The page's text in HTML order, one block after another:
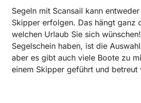
Segeln mit Scansail kann
Skipper erfolgen. Das hängt ganz
welchen Urlaub Sie sich
Segelschein haben, ist die
aber es gibt auch viele Boote zu
einem Skipper geführt und betreut